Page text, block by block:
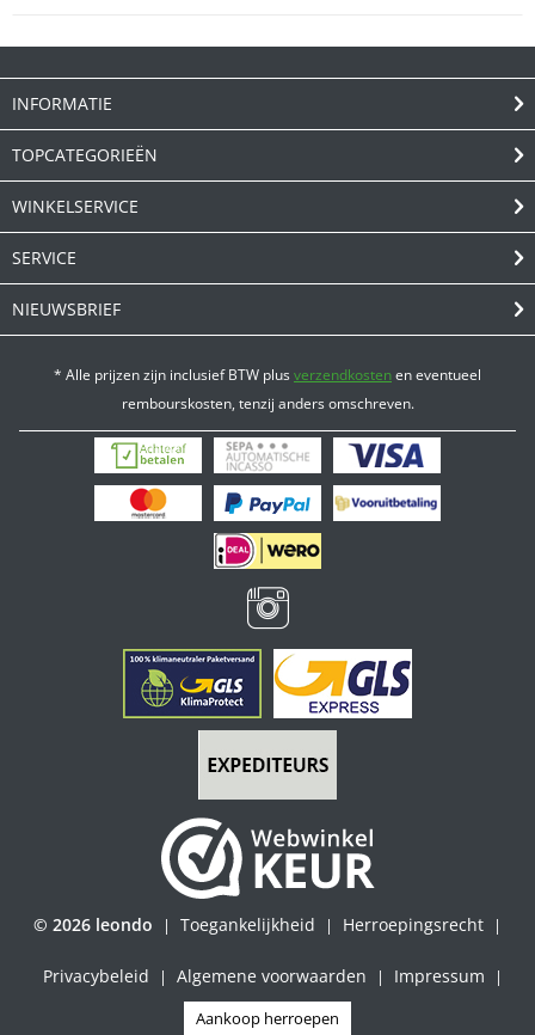
INFORMATIE
TOPCATEGORIEËN
WINKELSERVICE
SERVICE
NIEUWSBRIEF
* Alle prijzen zijn inclusief BTW plusverzendkostenen eventueel
rembourskosten, tenzij anders omschreven.
© 2026 leondo | Toegankelijkheid | Herroepingsrecht |
Privacybeleid | Algemene voorwaarden | Impressum
|
Aankoop herroepen